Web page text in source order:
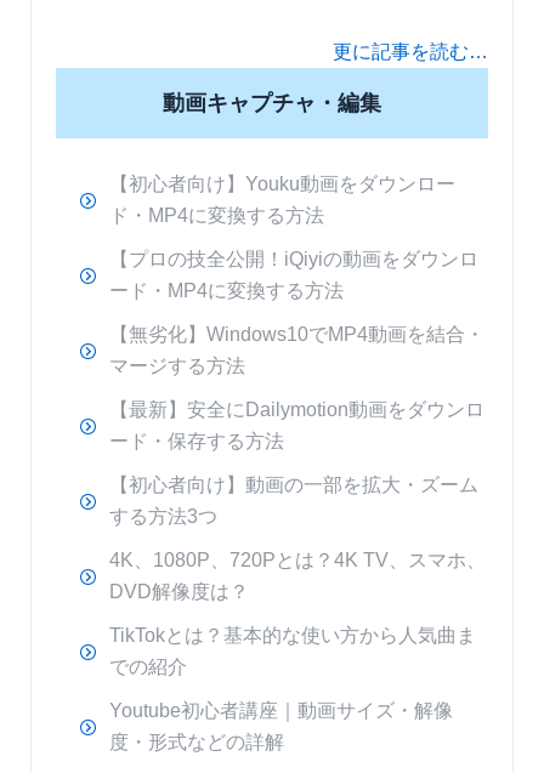
更に記事を読む…
動画キャプチャ・編集
【初心者向け】Youku動画をダウンロー
ド・MP4に変換する方法
【プロの技全公開！iQiyiの動画をダウンロ
ード・MP4に変換する方法
【無劣化】Windows10でMP4動画を結合・
マージする方法
【最新】安全にDailymotion動画をダウンロ
ード・保存する方法
【初心者向け】動画の一部を拡大・ズーム
する方法3つ
4K、1080P、720Pとは？4K TV、スマホ、
DVD解像度は？
TikTokとは？基本的な使い方から人気曲ま
での紹介
Youtube初心者講座｜動画サイズ・解像
度・形式などの詳解